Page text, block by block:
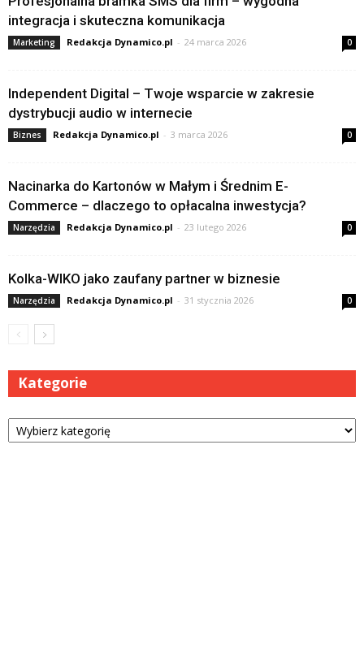
integracja i skuteczna komunikacja
Marketing Redakcja Dynamico.pl - 24 marca 2026 0
Independent Digital – Twoje wsparcie w zakresie
dystrybucji audio w internecie
Biznes Redakcja Dynamico.pl - 3 marca 2026 0
Nacinarka do Kartonów w Małym i Średnim E-
Commerce – dlaczego to opłacalna inwestycja?
Narzędzia Redakcja Dynamico.pl - 23 lutego 2026 0
Kolka-WIKO jako zaufany partner w biznesie
Narzędzia Redakcja Dynamico.pl - 31 stycznia 2026 0
Kategorie
Kategorie